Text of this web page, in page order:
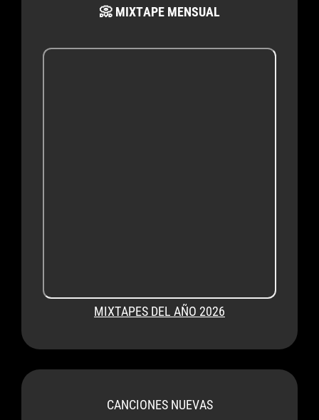
📀 MIXTAPE MENSUAL
MIXTAPES DEL AÑO 2026
CANCIONES NUEVAS